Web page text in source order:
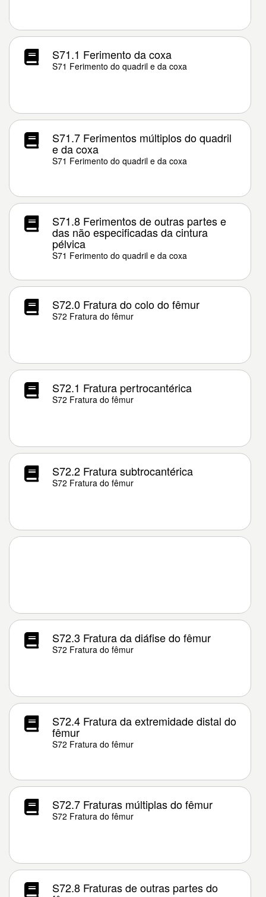
S71.1 Ferimento da coxa
S71 Ferimento do quadril e da coxa
S71.7 Ferimentos múltiplos do quadril
e da coxa
S71 Ferimento do quadril e da coxa
S71.8 Ferimentos de outras partes e
das não especificadas da cintura
pélvica
S71 Ferimento do quadril e da coxa
S72.0 Fratura do colo do fêmur
S72 Fratura do fêmur
S72.1 Fratura pertrocantérica
S72 Fratura do fêmur
S72.2 Fratura subtrocantérica
S72 Fratura do fêmur
S72.3 Fratura da diáfise do fêmur
S72 Fratura do fêmur
S72.4 Fratura da extremidade distal do
fêmur
S72 Fratura do fêmur
S72.7 Fraturas múltiplas do fêmur
S72 Fratura do fêmur
S72.8 Fraturas de outras partes do